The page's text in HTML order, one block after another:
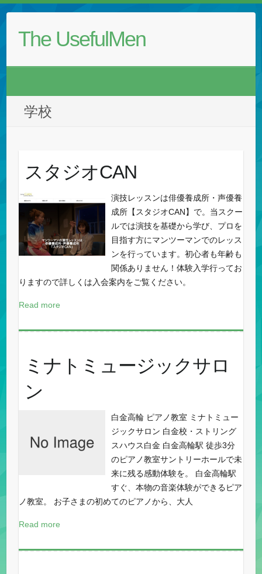
The UsefulMen
学校
スタジオCAN
演技レッスンは俳優養成所・声優養
成所【スタジオCAN】で。当スクー
ルでは演技を基礎から学び、プロを
目指す方にマンツーマンでのレッス
ンを行っています。初心者も年齢も
関係ありません！体験入学行ってお
りますので詳しくは入会案内をご覧ください。
Read more
ミナトミュージックサロ
ン
白金高輪 ピアノ教室 ミナトミュー
ジックサロン 白金校・ストリング
スハウス白金 白金高輪駅 徒歩3分
のピアノ教室サントリーホールで未
来に残る感動体験を。 白金高輪駅
すぐ、本物の音楽体験ができるピア
ノ教室。 お子さまの初めてのピアノから、大人
Read more